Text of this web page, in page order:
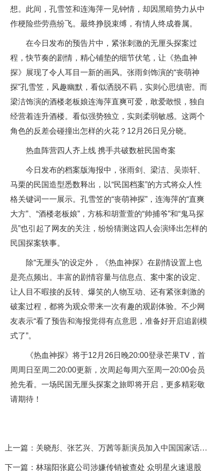
想。此间，孔雪笠和连海萍一见钟情，却因黑暗势力从中
作梗险些劳燕纷飞。最终挣脱束缚，有情人终成眷属。
在今日发布的预告片中，紧张刺激的无厘头探案过
程，快节奏的剧情，精心铺垫的细节伏笔，让《热血神
探》展现了令人耳目一新的画风。张雨剑饰演的“丧萌神
探”孔雪笠，风趣幽默，看似洒脱不羁，实则心思缜密。而
梁洁饰演的酒楼老板娘连海萍直爽可爱，敢爱敢恨，独自
经营着连升酒楼。看似强势独立，实则柔弱敏感。这两个
角色的反差会碰撞出怎样的火花？12月26日见分晓。
热血阵营四人齐上线 携手共破数桩民国奇案
今日发布的档案版海报中，张雨剑、梁洁、吴崇轩、
马栗的民国造型悉数释出，以“民国档案”的方式将众人性
格关键词一一展示。孔雪笠的“丧萌神探”，连海萍的“直爽
大方”、“酒楼老板娘”，方栋和胡萱萱的“帅捕爷”和“鬼马探
员”也引起了网友的关注，纷纷猜测这四人会演绎出怎样的
民国探案轶事。
除“无厘头”的设定外，《热血神探》在剧情设置上也
是亮点频出。丰富的剧情容量与信息点、案中案的设定、
让人目不暇接的反转、爆笑的人物互动、还有紧张刺激的
破案过程，都将为观众带来一次有趣的观剧体验。不少网
友表示“看了预告和海报觉得有点意思，准备好开启追剧模
式了”。
《热血神探》将于12月26日晚20:00登录芒果TV，首
周周日至周二20:00更新，次周起每周六至周一20:00会员
抢先看。一场民国无厘头探案之旅即将开启，更多精彩敬
请期待！
上一篇： 关晓彤、张艺兴、万茜等新演员加入中国国家话剧院
下一篇： 林瑞阳张庭公司涉嫌传销被查处 众明星火速退股